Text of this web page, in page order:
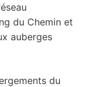
du Chemin et
auberges
du